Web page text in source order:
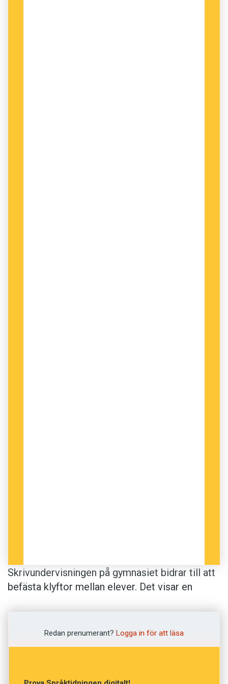
Skrivundervisningen på gymnasiet bidrar till att
befästa klyftor mellan elever. Det visar en
Hon har jämfört två yrkesförberedande och två
Redan prenumerant? Logga in för att läsa